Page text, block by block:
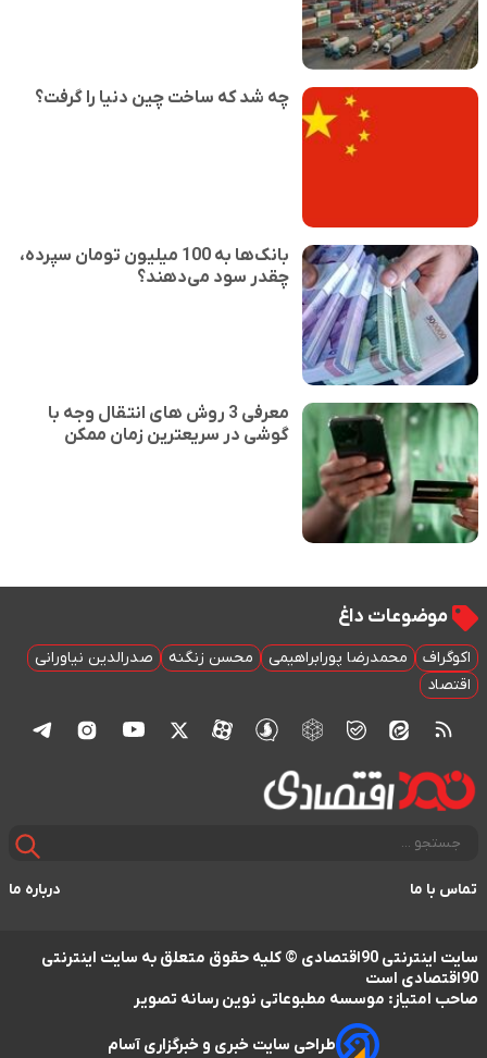
چه شد که ساخت چین دنیا را گرفت؟
بانک‌ها به 100 میلیون تومان سپرده،
چقدر سود می‌دهند؟
معرفی 3 روش های انتقال وجه با
گوشی در سریعترین زمان ممکن
موضوعات داغ
اکوگراف محمدرضا پورابراهیمی محسن زنگنه
صدرالدین نیاورانی
اقتصاد
تماس با ما درباره ما
سایت اینترنتی 90اقتصادی © کلیه حقوق متعلق به سایت اینترنتی
90اقتصادی است
صاحب امتیاز: موسسه مطبوعاتی نوین رسانه تصویر
طراحی سایت خبری و خبرگزاری آسام